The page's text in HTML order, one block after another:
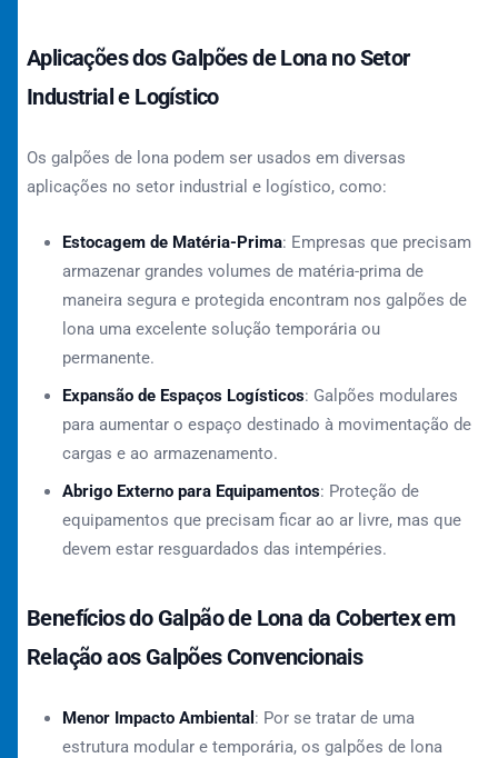
Aplicações dos Galpões de Lona no Setor
Industrial e Logístico
Os galpões de lona podem ser usados em diversas
aplicações no setor industrial e logístico, como:
Estocagem de Matéria-Prima: Empresas que precisam
armazenar grandes volumes de matéria-prima de
maneira segura e protegida encontram nos galpões de
lona uma excelente solução temporária ou
permanente.
Expansão de Espaços Logísticos: Galpões modulares
para aumentar o espaço destinado à movimentação de
cargas e ao armazenamento.
Abrigo Externo para Equipamentos: Proteção de
equipamentos que precisam ficar ao ar livre, mas que
devem estar resguardados das intempéries.
Benefícios do Galpão de Lona da Cobertex em
Relação aos Galpões Convencionais
Menor Impacto Ambiental : Por se tratar de uma
estrutura modular e temporária, os galpões de lona